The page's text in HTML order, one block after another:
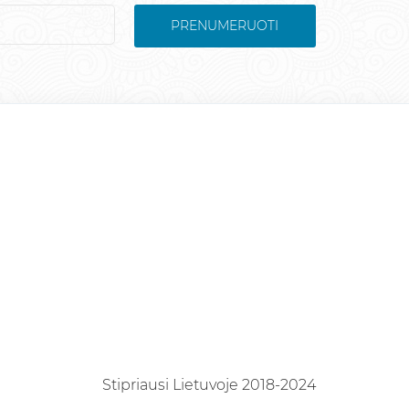
PRENUMERUOTI
Stipriausi Lietuvoje 2018-2024